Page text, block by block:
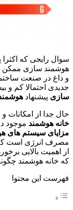
سوال رایجی که اکثرا
هوشمند سازی ممکن
و داغ در صنعت
جدیدی احتمالا کم و
سازی پیشنهاد
حال جدا از امکانات
خانه هوشمند موجود
مزایای سیستم های
مصرف انرژی است که
از اهمیت بالایی
که خانه هوشمند
فهرست این محتوا